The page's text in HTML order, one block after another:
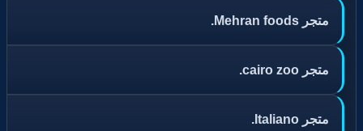
متجر Mehran foods.
متجر cairo zoo.
متجر Italiano.